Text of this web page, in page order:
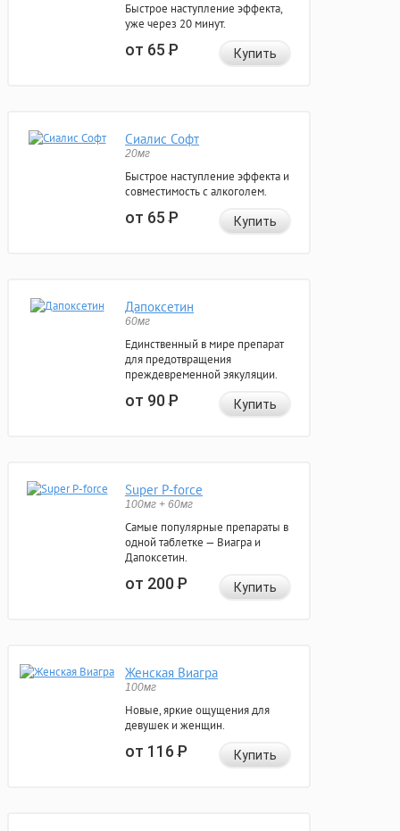
Быстрое наступление эффекта,
уже через 20 минут.
от 65Р Купить
Сиалис Софт
20мг
Быстрое наступление эффекта и
совместимость с алкоголем.
от 65Р Купить
Дапоксетин
60мг
Единственный в мире препарат
для предотвращения
преждевременной эякуляции.
от 90Р Купить
Super P-force
100мг + 60мг
Самые популярные препараты в
одной таблетке — Виагра и
Дапоксетин.
от 200Р Купить
Женская Виагра
100мг
Новые, яркие ощущения для
девушек и женщин.
от 116Р Купить